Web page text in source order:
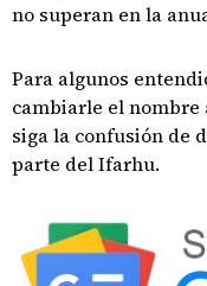
no superan en la
Para algunos
cambiarle el nombre
siga la confusión de
parte del Ifarhu.